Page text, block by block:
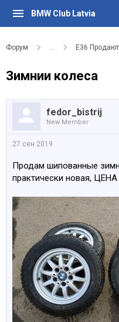
BMW Club Latvia
Форум ... Е36
Зимнии колеса
fedor_bistrij
New Member
27 сен 2019
Продам шипованные
практически новая,